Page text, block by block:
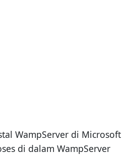
WampServer di Microsoft
di dalam WampServer